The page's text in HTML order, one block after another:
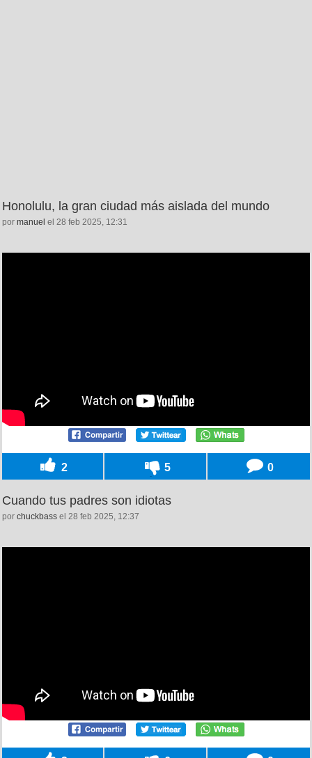
Honolulu, la gran ciudad más aislada del mundo
por manuel el 28 feb 2025, 12:31
2 5 0
Cuando tus padres son idiotas
por chuckbass el 28 feb 2025, 12:37